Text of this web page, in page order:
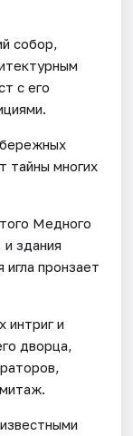
собор,
с его
тайны многих
Медного
здания
игла пронзает
интриг и
дворца,